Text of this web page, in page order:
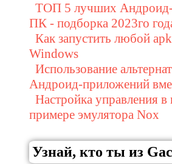
ТОП 5 лучших Андроид-
ПК - подборка 2023го
Как запустить любой
Windows
Использование
Андроид-приложений
Настройка управления
примере эмулятора Nox
Узнай, кто ты из